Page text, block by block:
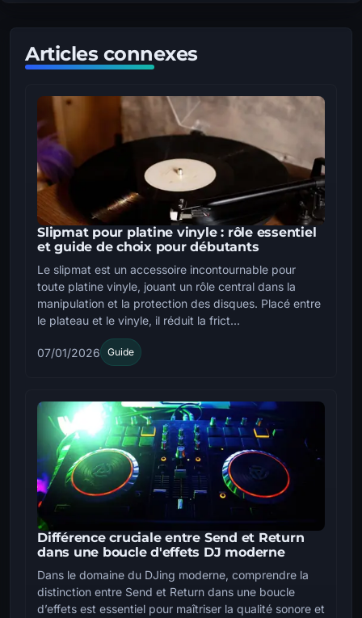
Articles connexes
Slipmat pour platine vinyle : rôle essentiel
et guide de choix pour débutants
Le slipmat est un accessoire incontournable pour
toute platine vinyle, jouant un rôle central dans la
manipulation et la protection des disques. Placé entre
le plateau et le vinyle, il réduit la frict...
07/01/2026 Guide
Différence cruciale entre Send et Return
dans une boucle d'effets DJ moderne
Dans le domaine du DJing moderne, comprendre la
distinction entre Send et Return dans une boucle
d’effets est essentiel pour maîtriser la qualité sonore et